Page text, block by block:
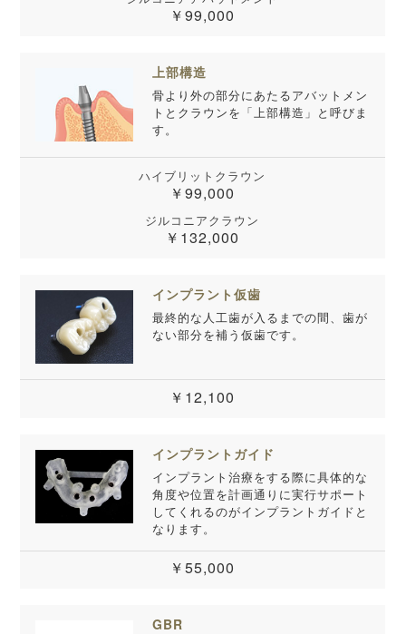
￥99,000
上部構造
骨より外の部分にあたるアバットメン
トとクラウンを「上部構造」と呼びま
す。
ハイブリットクラウン
￥99,000
ジルコニアクラウン
￥132,000
インプラント仮歯
最終的な人工歯が入るまでの間、歯が
ない部分を補う仮歯です。
￥12,100
インプラントガイド
インプラント治療をする際に具体的な
角度や位置を計画通りに実行サポート
してくれるのがインプラントガイドと
なります。
￥55,000
GBR